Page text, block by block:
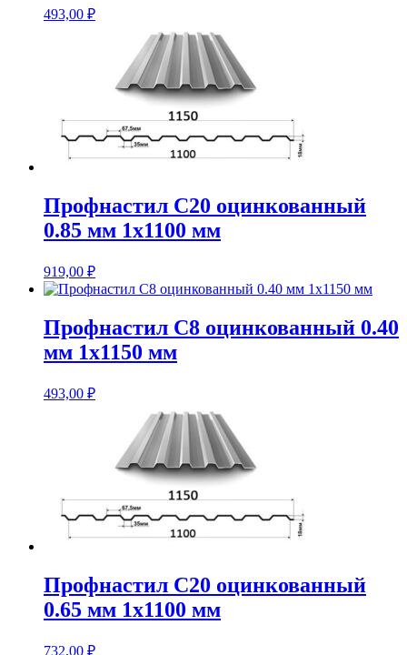
493,00 ₽
Профнастил С20 оцинкованный
0.85 мм 1х1100 мм
919,00 ₽
Профнастил С8 оцинкованный 0.40
мм 1х1150 мм
493,00 ₽
Профнастил С20 оцинкованный
0.65 мм 1х1100 мм
732,00 ₽